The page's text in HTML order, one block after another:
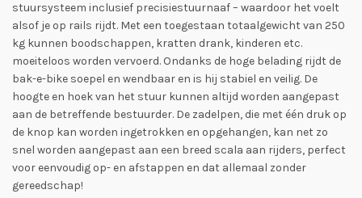
stuursysteem inclusief precisiestuurnaaf – waardoor het voelt
alsof je op rails rijdt. Met een toegestaan ​​totaalgewicht van 250
kg kunnen boodschappen, kratten drank, kinderen etc.
moeiteloos worden vervoerd. Ondanks de hoge belading rijdt de
bak-e-bike soepel en wendbaar en is hij stabiel en veilig. De
hoogte en hoek van het stuur kunnen altijd worden aangepast
aan de betreffende bestuurder. De zadelpen, die met één druk op
de knop kan worden ingetrokken en opgehangen, kan net zo
snel worden aangepast aan een breed scala aan rijders, perfect
voor eenvoudig op- en afstappen en dat allemaal zonder
gereedschap!